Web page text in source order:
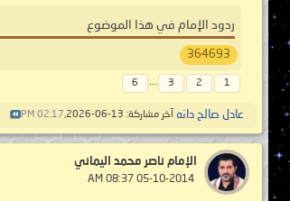
ردود الإمام في هذا الموضوع
364693
1
2
3
...
6
عادل صالح دانه آخر مشاركة: 13-06-2026, 02:17 PM
الإمام ناصر محمد اليماني